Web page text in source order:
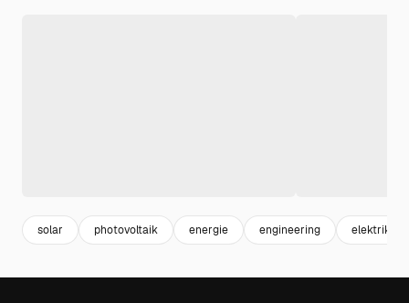
solar photovoltaik energie engineering elektrik